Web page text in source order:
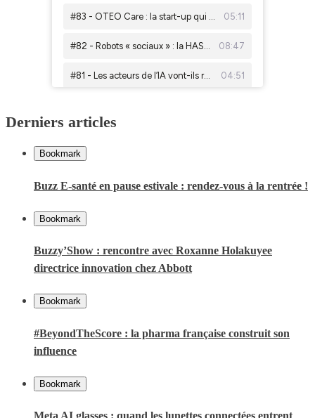
Derniers articles
Bookmark
Buzz E-santé en pause estivale : rendez-vous à la rentrée !
Bookmark
Buzzy’Show : rencontre avec Roxanne Holakuyee
directrice innovation chez Abbott
Bookmark
#BeyondTheScore : la pharma française construit son
influence
Bookmark